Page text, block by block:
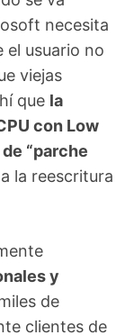
necesita
el usuario no
viejas
que la
con Low
“parche
la reescritura
y
de
clientes de